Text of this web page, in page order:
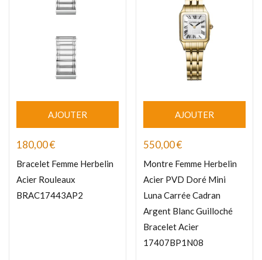
AJOUTER
180,00€
Bracelet Femme Herbelin
Acier Rouleaux
BRAC17443AP2
AJOUTER
550,00€
Montre Femme Herbelin
Acier PVD Doré Mini
Luna Carrée Cadran
Argent Blanc Guilloché
Bracelet Acier
17407BP1N08